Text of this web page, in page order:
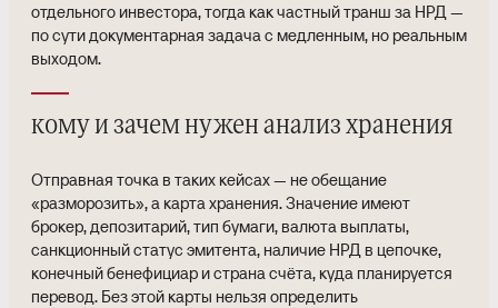
отдельного инвестора, тогда как частный транш за НРД —
по сути документарная задача с медленным, но реальным
выходом.
кому и зачем нужен анализ хранения
Отправная точка в таких кейсах — не обещание
«разморозить», а карта хранения. Значение имеют
брокер, депозитарий, тип бумаги, валюта выплаты,
санкционный статус эмитента, наличие НРД в цепочке,
конечный бенефициар и страна счёта, куда планируется
перевод. Без этой карты нельзя определить